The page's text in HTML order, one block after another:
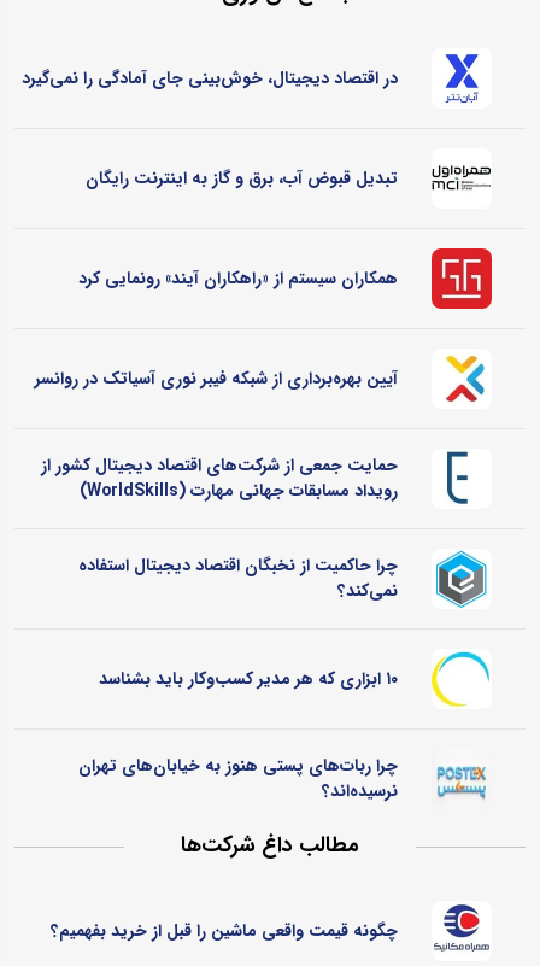
در اقتصاد دیجیتال، خوش‌بینی جای آمادگی را نمی‌گیرد
تبدیل قبوض آب، برق و گاز به اینترنت رایگان
همکاران سیستم از «راهکاران آیند» رونمایی کرد
آیین بهره‌برداری از شبکه فیبر نوری آسیاتک در روانسر
حمایت جمعی از شرکت‌های اقتصاد دیجیتال کشور از
رویداد مسابقات جهانی مهارت (WorldSkills)
چرا حاکمیت از نخبگان اقتصاد دیجیتال استفاده
نمی‌کند؟
۱۰ ابزاری که هر مدیر کسب‌وکار باید بشناسد
چرا ربات‌های پستی هنوز به خیابان‌های تهران
نرسیده‌اند؟
مطالب داغ شرکت‌ها
چگونه قیمت واقعی ماشین را قبل از خرید بفهمیم؟